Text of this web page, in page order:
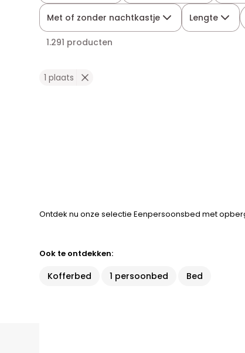
Met of zonder nachtkastje Lengte
1.291 producten
1 plaats
Ontdek nu onze selectie Eenpersoonsbed met
Ook te ontdekken:
Kofferbed 1 persoonbed Bed